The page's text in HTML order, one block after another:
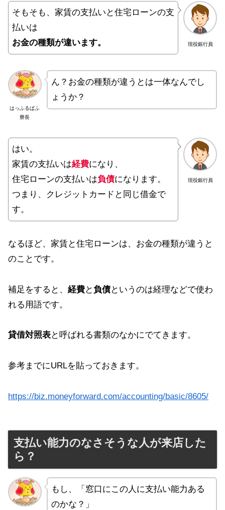
現役銀行員
そもそも、家賃の支払いと住宅ローンの支
払いは
お金の種類が違います。
はっふるぱふ
寮長
ん？お金の種類が違うとは一体なんでし
ょうか？
現役銀行員
はい。
家賃の支払いは経費になり、
住宅ローンの支払いは負債になります。
つまり、クレジットカードと同じ借金で
す。
なるほど、家賃と住宅ローンは、お金の種類が違うと
のことです。
補足をすると、 経費と負債というのは経理などで使わ
れる用語です。
貸借対照表と呼ばれる書類のなかにでてきます。
参考までにURLを貼っておきます。
https://biz.moneyforward.com/accounting/basic/8605/
支払い能力のなさそうな人が来店した
ら？
もし、「窓口にこの人に支払い能力ある
のかな？」